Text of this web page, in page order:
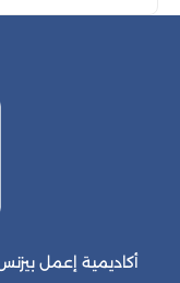
أكاديمية إعمل